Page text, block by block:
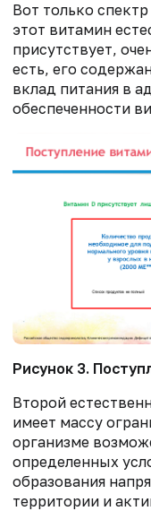
Вот только
этот витамин
присутствует,
есть, его
вклад питания в
обеспеченности
Рисунок 3.
Второй
имеет массу
организме
определенных
образования
территории и